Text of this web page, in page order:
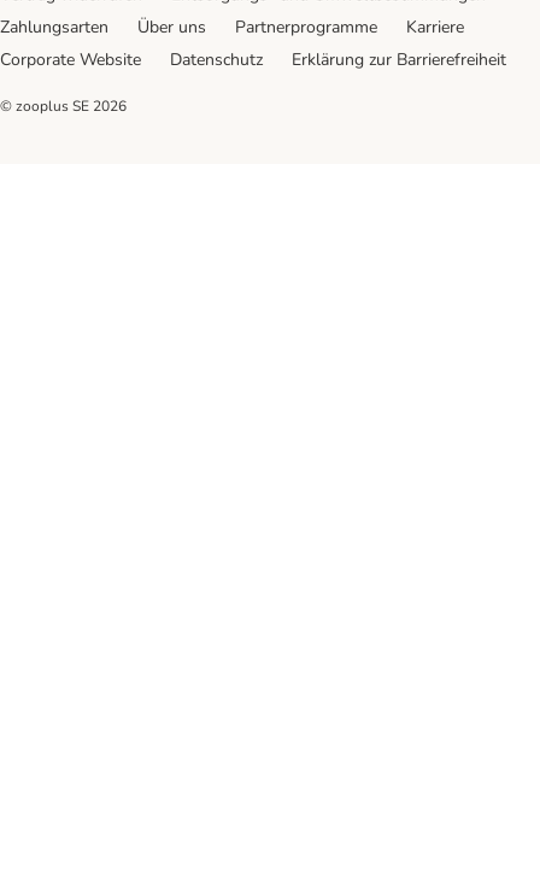
Zahlungsarten
Über uns Partnerprogramme
Karriere
Corporate Website
Datenschutz Erklärung zur Barrierefreiheit
© zooplus SE 2026